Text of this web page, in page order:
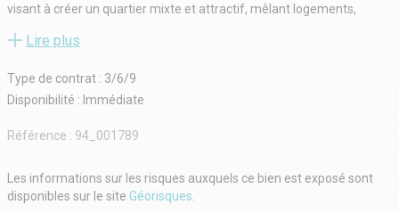
visant à créer un quartier mixte et attractif, mêlant logements,
ZAC Ivry Confluences prévoit à terme l'accueil de plusieurs milliers
économique et l'attractivité commerciale de la zone.
Le local proposé dispose d'une visibilité exceptionnelle et d'un fort
flexible le rendent idéal pour des activités de distribution, de
Honoraires du preneur : 10 % HT du loyer HT de la première période
triennale.
Lire plus
Type de contrat : 3/6/9
Disponibilité : Immédiate
Référence : 94_001789
Les informations sur les risques auxquels ce bien est exposé sont
disponibles sur le site Géorisques